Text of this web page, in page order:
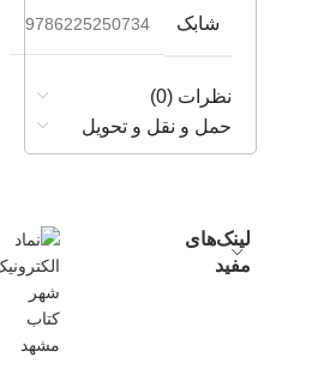
شابک 9786225250734
نظرات (0)
حمل و نقل و تحویل
لینک‌های
مفید